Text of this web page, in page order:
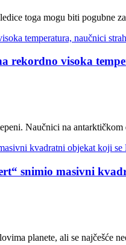
toga mogu biti pogubne
rekordno visoka
Naučnici na
snimio masivni
planete, ali se najčešće